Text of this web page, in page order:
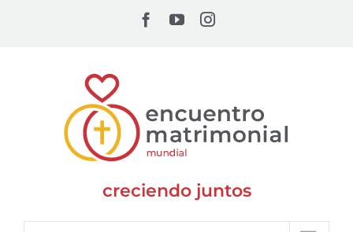
Facebook
YouTubeInstagram
creciendo juntos